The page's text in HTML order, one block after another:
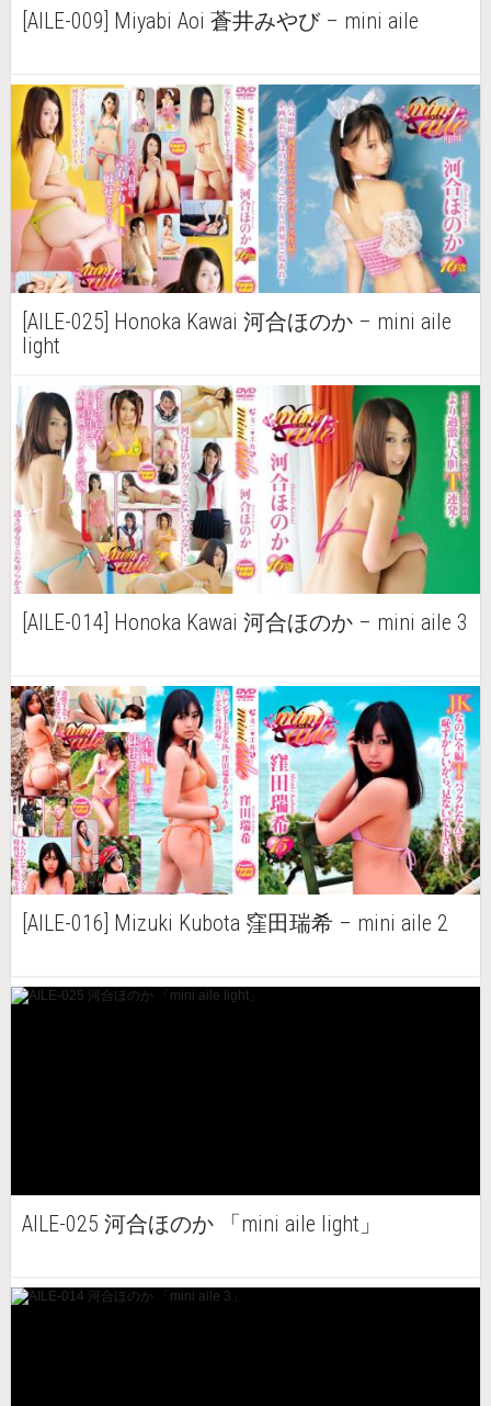
[AILE-009] Miyabi Aoi 蒼井みやび – mini aile
[AILE-025] Honoka Kawai 河合ほのか – mini aile
light
[AILE-014] Honoka Kawai 河合ほのか – mini aile 3
[AILE-016] Mizuki Kubota 窪田瑞希 – mini aile 2
AILE-025 河合ほのか 「mini aile light」